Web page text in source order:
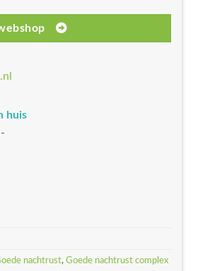
huis
nachtrust, Goede nachtrust complex